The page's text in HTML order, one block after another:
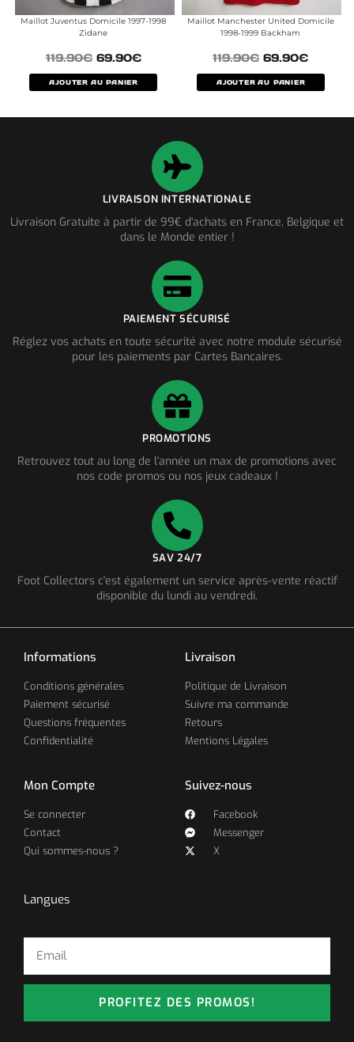
Maillot Juventus Domicile 1997-1998
Zidane
119.90€ 69.90€
AJOUTER AU PANIER
Maillot Manchester United Domicile
1998-1999 Backham
119.90€ 69.90€
AJOUTER AU PANIER
LIVRAISON INTERNATIONALE
Livraison Gratuite à partir de 99€ d'achats en France, Belgique et
dans le Monde entier !
PAIEMENT SÉCURISÉ
Réglez vos achats en toute sécurité avec notre module sécurisé
pour les paiements par Cartes Bancaires.
PROMOTIONS
Retrouvez tout au long de l'année un max de promotions avec
nos code promos ou nos jeux cadeaux !
SAV 24/7
Foot Collectors c'est également un service après-vente réactif
disponible du lundi au vendredi.
Informations
Conditions générales
Paiement sécurisé
Questions fréquentes
Confidentialité
Livraison
Politique de Livraison
Suivre ma commande
Retours
Mentions Légales
Mon Compte
Se connecter
Contact
Qui sommes-nous ?
Suivez-nous
Facebook
Messenger
X
Langues
PROFITEZ DES PROMOS!